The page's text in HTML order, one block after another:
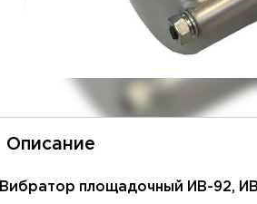
Описание
Вибратор площадочный ИВ-92,